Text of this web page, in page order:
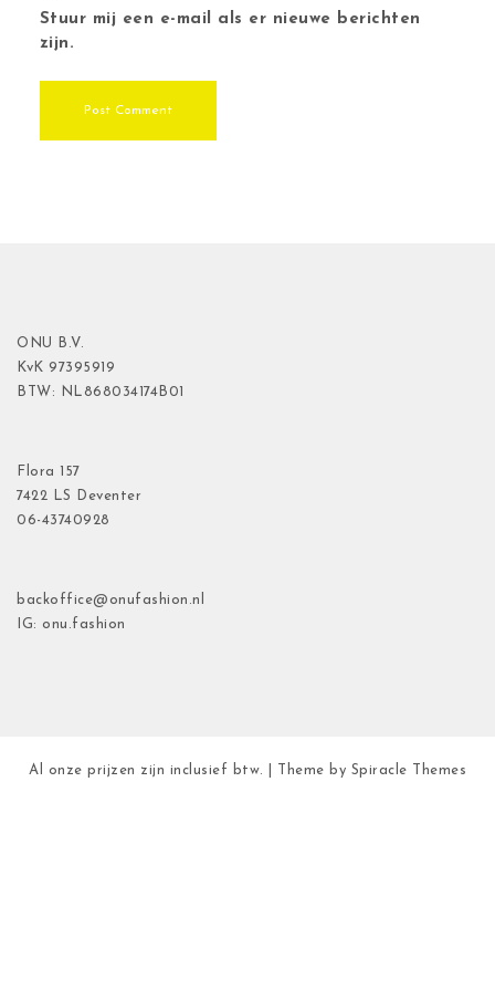
Stuur mij een e-mail als er nieuwe berichten
zijn.
ONU B.V.
KvK 97395919
BTW: NL868034174B01
Flora 157
7422 LS Deventer
06-43740928
backoffice@onufashion.nl
IG: onu.fashion
Al onze prijzen zijn inclusief btw. | Theme by Spiracle Themes